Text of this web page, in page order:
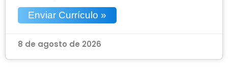
Enviar Currículo »
8 de agosto de 2026